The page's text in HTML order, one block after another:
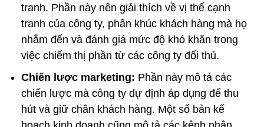
tranh. Phần này nên giải thích về vị thế cạnh
tranh của công ty, phân khúc khách hàng mà họ
nhắm đến và đánh giá mức độ khó khăn trong
việc chiếm thị phần từ các công ty đối thủ.
Chiến lược marketing: Phần này mô tả các
chiến lược mà công ty dự định áp dụng để thu
hút và giữ chân khách hàng. Một số bản kế